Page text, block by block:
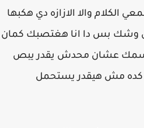
والا الازازه دي هكبها
وشك بس دا انا هغتصبك كمان
جسمك عشان محدش يقدر يبص
كده مش هيقدر يستحمل